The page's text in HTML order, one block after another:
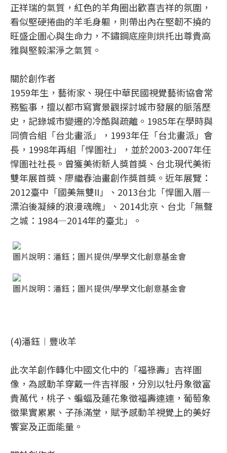
正祥瑞的氣質，紅色的羊角圈出歡喜吉祥的氛圍，
看似堅硬捲曲的羊毛身軀，則帶出內在堅韌不撓的
旺盛企圖心與生命力，不鏽鋼底座則烘托出尊貴高
雅與堅毅潔淨之氣質。
關於創作者
1959年生，藝術家、現任中華民國視覺藝術協會常
務監事，擅以都市寫實景觀探討城市發展的脈落歷
史，記錄城市變遷的冷酷與疏離。1985年在學時與
同儕合組「台北畫派」，1993年任「台北畫派」會
長，1998年再組「悍圖社」，並於2003-2007年任
悍圖社社長。曾獲美術新人獎首獎、台北現代美術
雙年展首獎、廖繼春油畫創作獎首獎。近年展覽：
2012臺中「國美無雙II」、2013台北「悍圖入厝—
漂泊後凝練的浪漫魂魄」、2014北京、台北「無聲
之城：1984—2014年的臺北」。
圖片說明：潘鈺；圖片提供/學學文化創意基金會
圖片說明：潘鈺；圖片提供/學學文化創意基金會
(4)潘鈺︱豐收羊
此次羊創作轉化中國文化中的「福祿壽」吉祥圖
像，為感動羊穿戴一件吉祥服，分別以牡丹象徵富
貴萬代，桃子、蝙蝠及蓮花象徵福壽連連，葡萄象
徵果實累累、子孫滿堂，賦予感動羊視覺上的美好
饗宴及正面能量。